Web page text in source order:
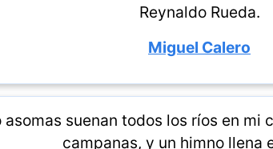
Reynaldo Rueda.
Miguel Calero
asomas suenan todos los ríos en mi
campanas, y un himno llena